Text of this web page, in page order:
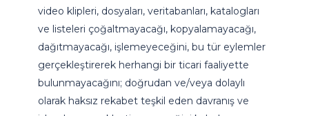
video klipleri, dosyaları, veritabanları, katalogları
ve listeleri çoğaltmayacağı, kopyalamayacağı,
dağıtmayacağı, işlemeyeceğini, bu tür eylemler
gerçekleştirerek herhangi bir ticari faaliyette
bulunmayacağını; doğrudan ve/veya dolaylı
olarak haksız rekabet teşkil eden davranış ve